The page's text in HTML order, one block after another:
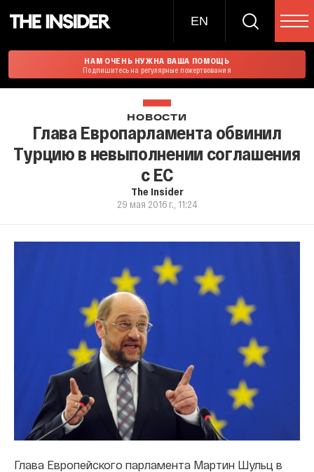
EN
НАМ ОЧЕНЬ НУЖНА ВАША ПОМОЩЬ
Подпишитесь на регулярные пожертвования
НОВОСТИ
Глава Европарламента обвинил
Турцию в невыполнении соглашения
с ЕС
The Insider
29 мая 2016 г., 11:24
Глава Европейского парламента Мартин Шульц в